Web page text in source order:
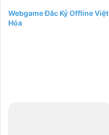
Webgame Đắc Kỷ Offline Việt
Hóa